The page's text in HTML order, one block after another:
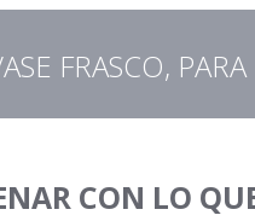
FRASCO,
CON LO